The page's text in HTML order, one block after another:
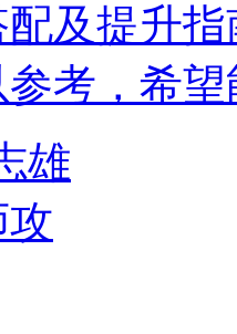
及提升
考，希